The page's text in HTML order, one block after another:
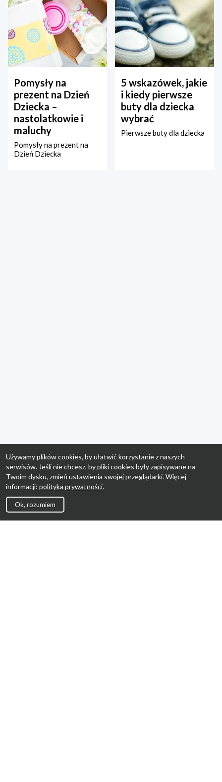
Pomysły na
prezent na Dzień
Dziecka –
nastolatkowie i
maluchy
Pomysły na prezent na
Dzień Dziecka
5 wskazówek, jakie
i kiedy pierwsze
buty dla dziecka
wybrać
Pierwsze buty dla dziecka
Używamy plików cookies, by ułatwić korzystanie z naszych
serwisów. Jeśli nie chcesz, by pliki cookies były zapisywane na
Twoim dysku, zmień ustawienia swojej przeglądarki. Więcej
informacji: polityka prywatności.
Ok, rozumiem